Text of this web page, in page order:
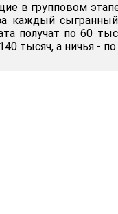
в групповом
каждый
получат по 60
тысяч, а ничья -